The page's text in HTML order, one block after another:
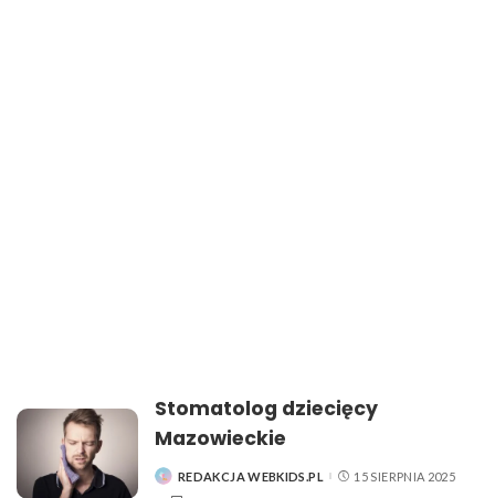
Stomatolog dziecięcy
Mazowieckie
POSTED
REDAKCJA WEBKIDS.PL 15 SIERPNIA 2025